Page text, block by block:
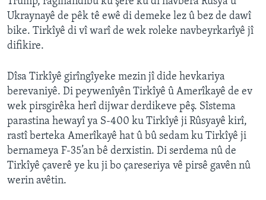
Ukraynayê de pêk tê ewê di demeke lez û bez de dawî
bike. Tirkîyê di vî warî de wek roleke navbeyrkarîyê jî
difikire.
Dîsa Tirkîyê girîngîyeke mezin jî dide hevkariya
berevaniyê. Di peywenîyên Tirkîyê û Amerîkayê de ev
wek pirsgirêka herî dijwar derdikeve pêş. Sîstema
parastina hewayî ya S-400 ku Tirkîyê ji Rûsyayê kirî,
rastî berteka Amerîkayê hat û bû sedam ku Tirkîyê ji
bernameya F-35’an bê derxistin. Di serdema nû de
Tirkîyê çaverê ye ku ji bo çareseriya vê pirsê gavên nû
werin avêtin.